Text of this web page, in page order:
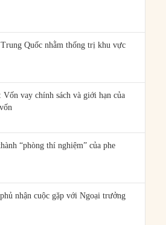
Quốc nhằm thống trị khu vực
vay chính sách và giới hạn của
“phòng thí nghiệm” của phe
nhận cuộc gặp với Ngoại trưởng